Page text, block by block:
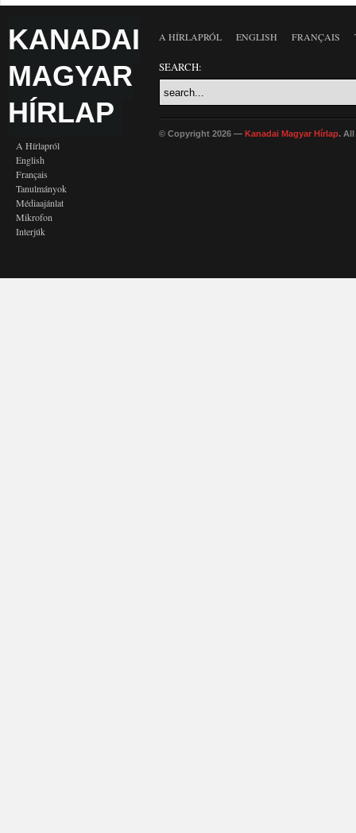
KANADAI
MAGYAR
HÍRLAP
A Hírlapról
English
Français
Tanulmányok
Médiaajánlat
Mikrofon
Interjúk
A HÍRLAPRÓL ENGLISH FRANÇAIS
SEARCH:
© Copyright 2026 — Kanadai Magyar Hírlap. All